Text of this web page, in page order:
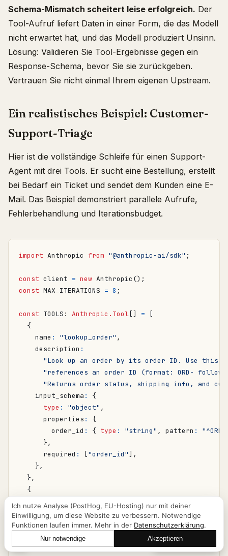
Schema-Mismatch scheitert leise erfolgreich. Der
Tool-Aufruf liefert Daten in einer Form, die das Modell
nicht erwartet hat, und das Modell produziert Unsinn.
Lösung: Validieren Sie Tool-Ergebnisse gegen ein
Response-Schema, bevor Sie sie zurückgeben.
Vertrauen Sie nicht einmal Ihrem eigenen Upstream.
Ein realistisches Beispiel: Customer-
Support-Triage
Hier ist die vollständige Schleife für einen Support-
Agent mit drei Tools. Er sucht eine Bestellung, erstellt
bei Bedarf ein Ticket und sendet dem Kunden eine E-
Mail. Das Beispiel demonstriert parallele Aufrufe,
Fehlerbehandlung und Iterationsbudget.
import Anthropic from "@anthropic-ai/sdk" ;
const client = new Anthropic ();
const MAX_ITERATIONS = 8 ;
const TOOLS : Anthropic.Tool [] =
[
{
name : "lookup_order" ,
description :
"Look up an order by its order ID. Use this
"references an order ID (format: ORD-
"Returns order status, shipping info, and
input_schema :
{
type : "object" ,
properties :
{
order_id : { type : "string" , pattern :
},
required : ["order_id"],
},
},
{
"create_ticket"
description:
"Create a customer support ticket. Call this
"identified the customer and understood the
"for general questions that can be answered
Lass uns reden
Ich nutze Analyse (PostHog, EU-Hosting) nur mit deiner
Einwilligung, um diese Website zu verbessern. Notwendige
Funktionen laufen immer. Mehr in der Datenschutzerklärung.
Nur notwendige Akzeptieren